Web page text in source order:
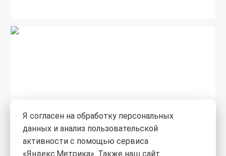
Я согласен на обработку персональных
данных и анализ пользовательской
активности с помощью сервиса
«Яндекс.Метрика». Также наш сайт